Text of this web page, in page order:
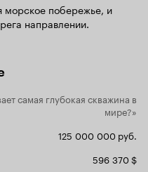
размывает
итоги,
несмотря
достоин
было и не
морское побережье, и
направлении.
самая глубокая скважина в
мире?»
125 000 000 руб.
596 370 $